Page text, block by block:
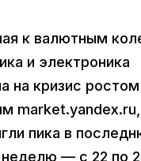
к валютным
и электроника
на кризис
пика в
— с 22 по